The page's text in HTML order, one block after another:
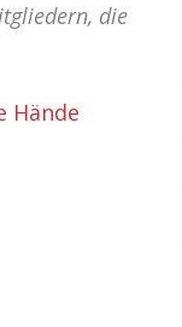
die
Hände